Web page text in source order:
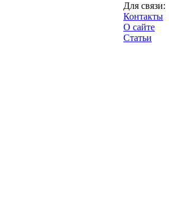
Для связи:
Контакты
О сайте
Статьи